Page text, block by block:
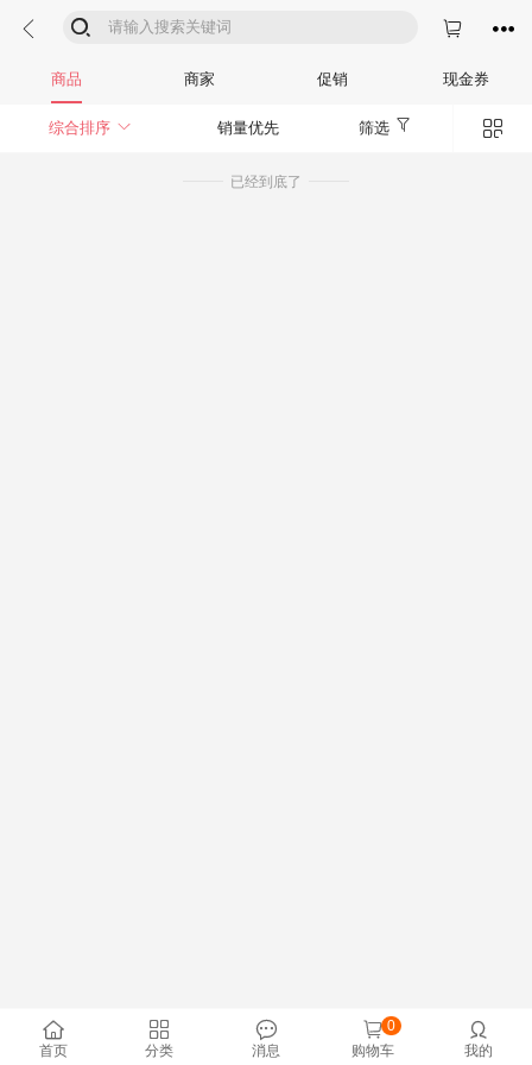
  

商品 商家 促销 现金券
综合排序  销量优先 筛选 
已经到底了

首页

分类

消息

购物车
0 
我的